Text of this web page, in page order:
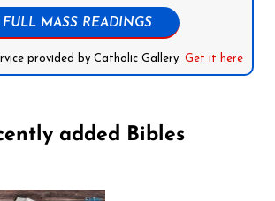
FULL MASS READINGS
provided by Catholic Gallery. Get it here
added Bibles